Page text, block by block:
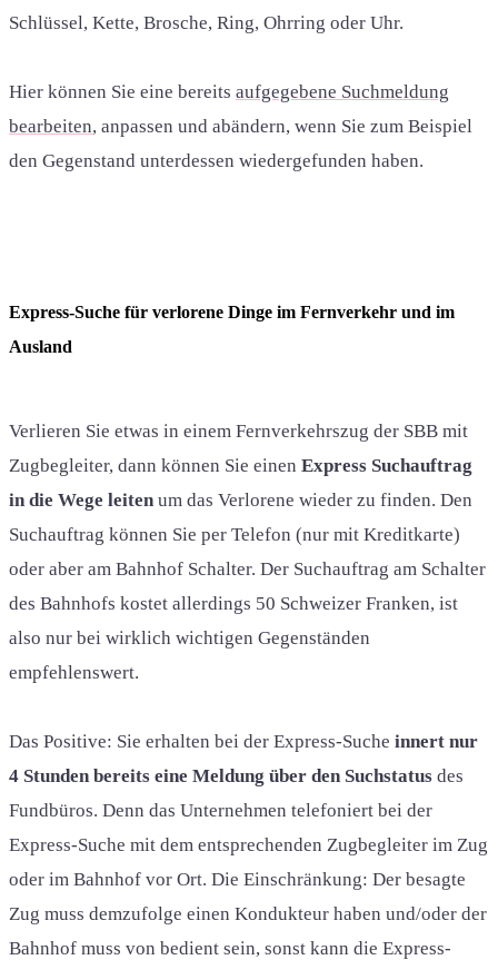
Schlüssel, Kette, Brosche, Ring, Ohrring oder Uhr.
Hier können Sie eine bereits aufgegebene Suchmeldung
bearbeiten, anpassen und abändern, wenn Sie zum Beispiel
den Gegenstand unterdessen wiedergefunden haben.
Express-Suche für verlorene Dinge im Fernverkehr und im
Ausland
Verlieren Sie etwas in einem Fernverkehrszug der SBB mit
Zugbegleiter, dann können Sie einen Express Suchauftrag
in die Wege leiten um das Verlorene wieder zu finden. Den
Suchauftrag können Sie per Telefon (nur mit Kreditkarte)
oder aber am Bahnhof Schalter. Der Suchauftrag am Schalter
des Bahnhofs kostet allerdings 50 Schweizer Franken, ist
also nur bei wirklich wichtigen Gegenständen
empfehlenswert.
Das Positive: Sie erhalten bei der Express-Suche innert nur
4 Stunden bereits eine Meldung über den Suchstatus des
Fundbüros. Denn das Unternehmen telefoniert bei der
Express-Suche mit dem entsprechenden Zugbegleiter im Zug
oder im Bahnhof vor Ort. Die Einschränkung: Der besagte
Zug muss demzufolge einen Kondukteur haben und/oder der
Bahnhof muss von bedient sein, sonst kann die Express-